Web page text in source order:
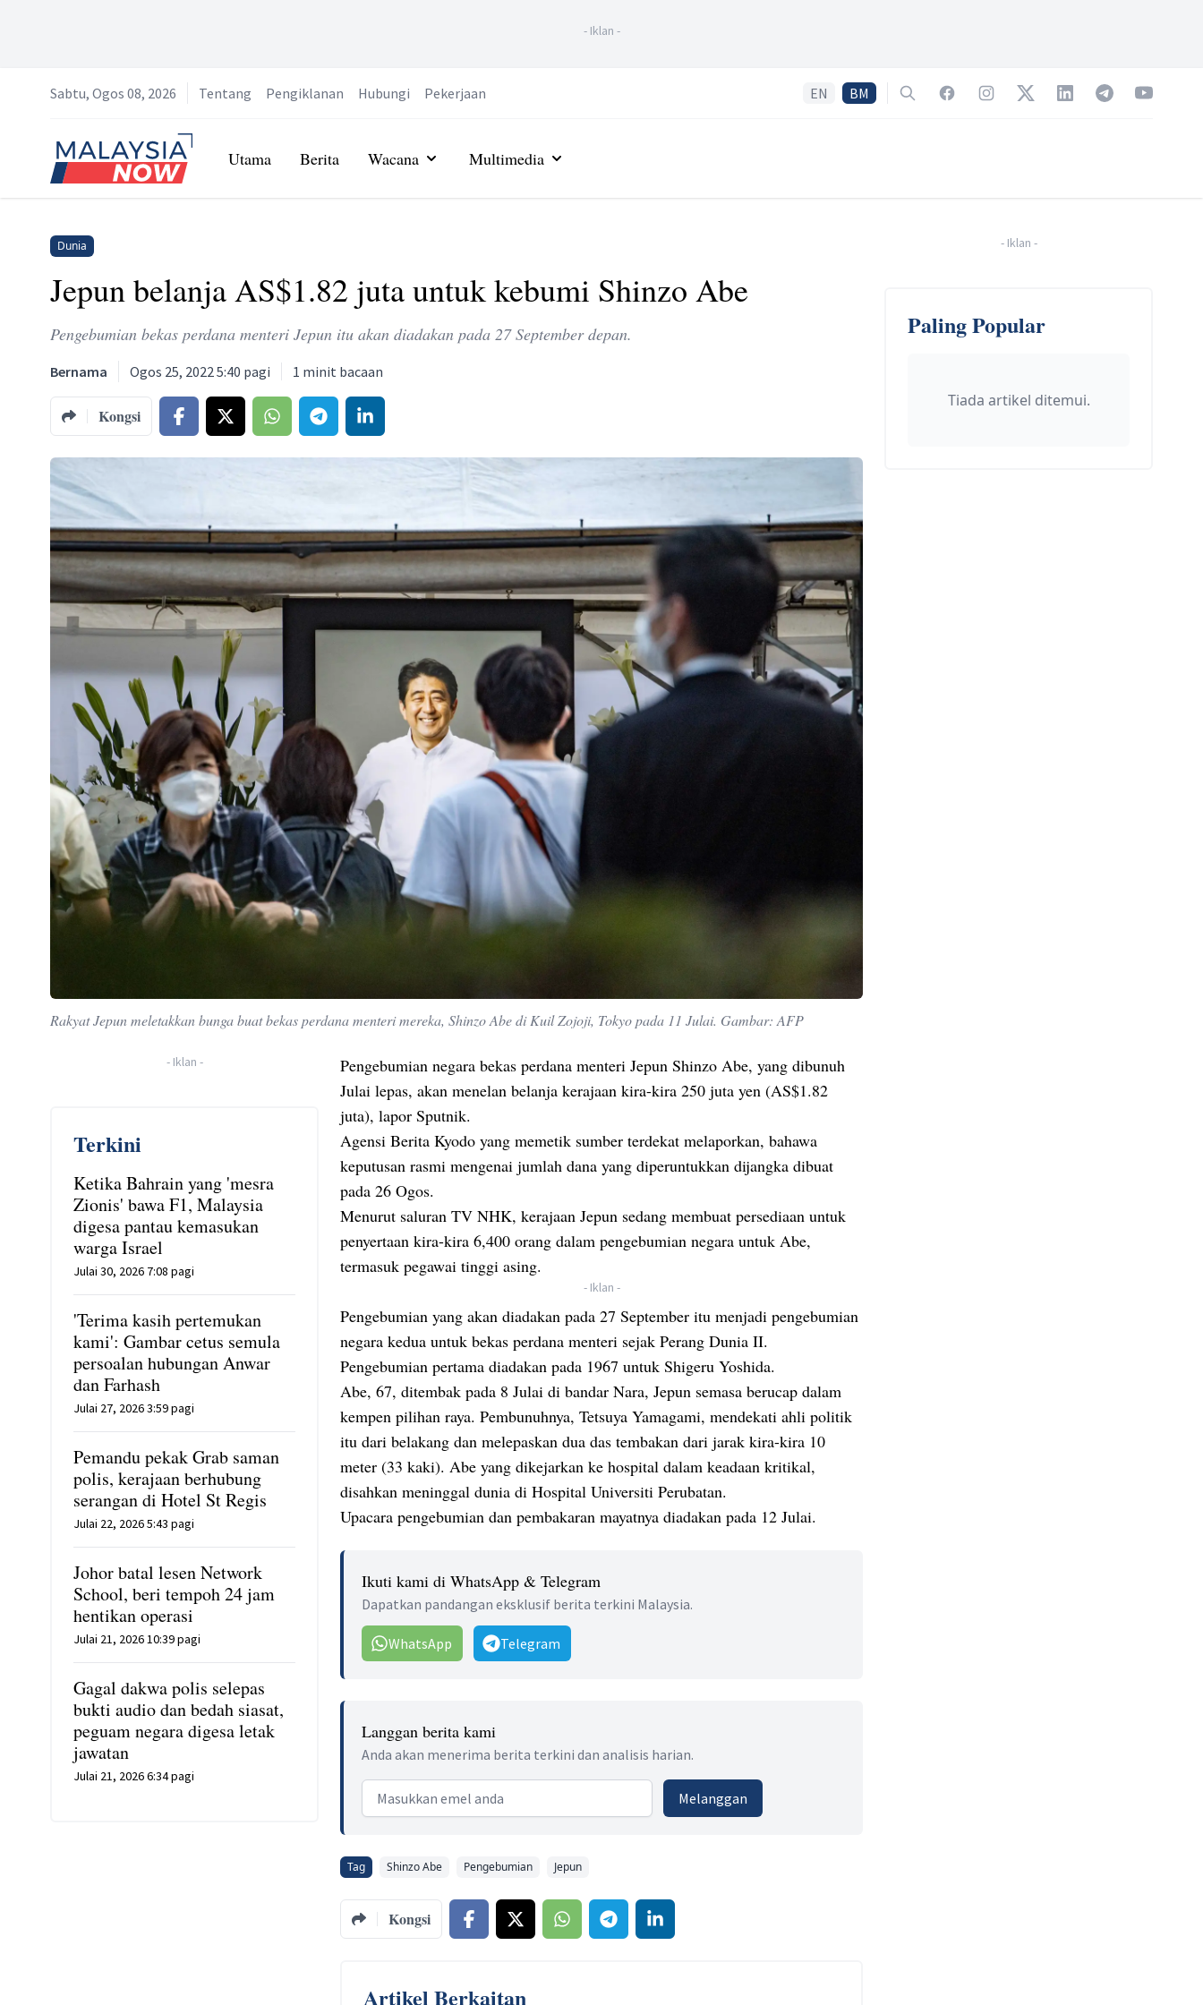
- Iklan -
Sabtu, Ogos 08, 2026 Tentang Pengiklanan Hubungi Pekerjaan EN BM SearchFacebookInstagramTwitterLinkedInTelegramYouTube
Home
Utama Berita Wacana Multimedia
Dunia
Jepun belanja AS$1.82 juta untuk kebumi Shinzo Abe
Pengebumian bekas perdana menteri Jepun itu akan diadakan pada 27 September depan.
Bernama Ogos 25, 2022 5:40 pagi 1 minit bacaan
Kongsi
Rakyat Jepun meletakkan bunga buat bekas perdana menteri mereka, Shinzo Abe di Kuil Zojoji, Tokyo pada 11 Julai. Gambar: AFP
- Iklan -
Terkini
Ketika Bahrain yang 'mesra
Zionis' bawa F1, Malaysia
digesa pantau kemasukan
warga Israel
Julai 30, 2026 7:08 pagi
'Terima kasih pertemukan
kami': Gambar cetus semula
persoalan hubungan Anwar
dan Farhash
Julai 27, 2026 3:59 pagi
Pemandu pekak Grab saman
polis, kerajaan berhubung
serangan di Hotel St Regis
Julai 22, 2026 5:43 pagi
Johor batal lesen Network
School, beri tempoh 24 jam
hentikan operasi
Julai 21, 2026 10:39 pagi
Gagal dakwa polis selepas
bukti audio dan bedah siasat,
peguam negara digesa letak
jawatan
Julai 21, 2026 6:34 pagi
Pengebumian negara bekas perdana menteri Jepun Shinzo Abe, yang dibunuh
Julai lepas, akan menelan belanja kerajaan kira-kira 250 juta yen (AS$1.82
juta), lapor Sputnik.
Agensi Berita Kyodo yang memetik sumber terdekat melaporkan, bahawa
keputusan rasmi mengenai jumlah dana yang diperuntukkan dijangka dibuat
pada 26 Ogos.
Menurut saluran TV NHK, kerajaan Jepun sedang membuat persediaan untuk
penyertaan kira-kira 6,400 orang dalam pengebumian negara untuk Abe,
termasuk pegawai tinggi asing.
- Iklan -
Pengebumian yang akan diadakan pada 27 September itu menjadi pengebumian
negara kedua untuk bekas perdana menteri sejak Perang Dunia II.
Pengebumian pertama diadakan pada 1967 untuk Shigeru Yoshida.
Abe, 67, ditembak pada 8 Julai di bandar Nara, Jepun semasa berucap dalam
kempen pilihan raya. Pembunuhnya, Tetsuya Yamagami, mendekati ahli politik
itu dari belakang dan melepaskan dua das tembakan dari jarak kira-kira 10
meter (33 kaki). Abe yang dikejarkan ke hospital dalam keadaan kritikal,
disahkan meninggal dunia di Hospital Universiti Perubatan.
Upacara pengebumian dan pembakaran mayatnya diadakan pada 12 Julai.
Ikuti kami di WhatsApp & Telegram
Dapatkan pandangan eksklusif berita terkini Malaysia.
WhatsApp Telegram
Langgan berita kami
Anda akan menerima berita terkini dan analisis harian.
Email address Melanggan
Tag Shinzo Abe Pengebumian Jepun
Kongsi
Artikel Berkaitan
- Iklan -
Paling Popular
Tiada artikel ditemui.